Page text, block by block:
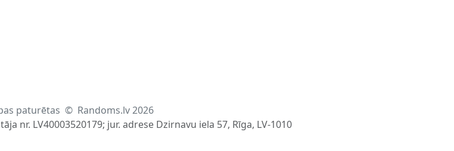
paturētas © Randoms.lv 2026
nr. LV40003520179; jur. adrese Dzirnavu iela 57, Rīga, LV-1010